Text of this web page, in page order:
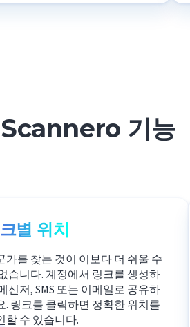
기능
별 위치
가를 찾는 것이 이보다 더 쉬울 수
습니다. 계정에서 링크를 생성하
신저, SMS 또는 이메일로 공유하
. 링크를 클릭하면 정확한 위치를
할 수 있습니다.